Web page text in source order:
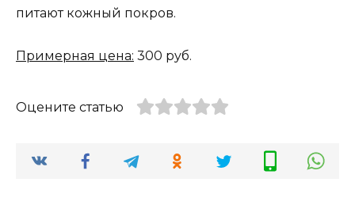
питают кожный покров.
Примерная цена: 300 руб.
Оцените статью